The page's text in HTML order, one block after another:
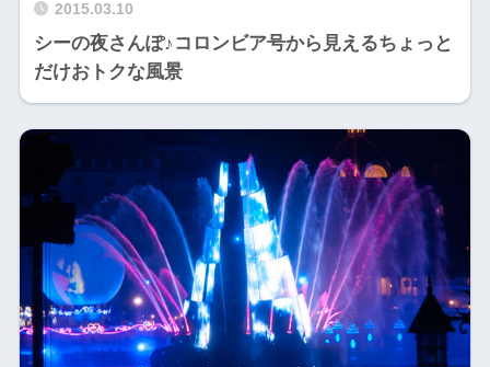
2015.03.10
シーの夜さんぽ♪コロンビア号から見えるちょっと
だけおトクな風景